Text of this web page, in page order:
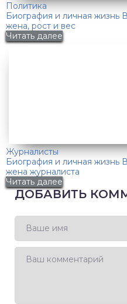
Политика
Биография и личная жизнь
жена, рост и вес
Читать далее
Журналисты
Биография и личная
жена журналиста
Читать далее
ДОБАВИТЬ